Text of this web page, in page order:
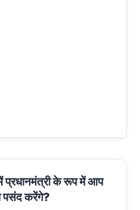
प्रधानमंत्री के रूप में आप
पसंद करेंगे?